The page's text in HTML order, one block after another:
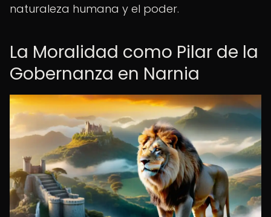
naturaleza humana y el poder.
La Moralidad como Pilar de la
Gobernanza en Narnia